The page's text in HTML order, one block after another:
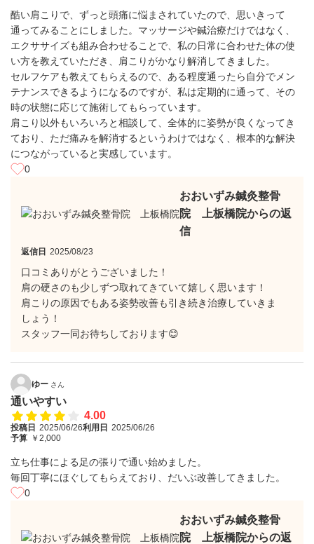
酷い肩こりで、ずっと頭痛に悩まされていたので、思いきって
通ってみることにしました。マッサージや鍼治療だけではなく、
エクササイズも組み合わせることで、私の日常に合わせた体の使
い方を教えていただき、肩こりがかなり解消してきました。
セルフケアも教えてもらえるので、ある程度通ったら自分でメン
テナンスできるようになるのですが、私は定期的に通って、その
時の状態に応じて施術してもらっています。
肩こり以外もいろいろと相談して、全体的に姿勢が良くなってき
ており、ただ痛みを解消するというわけではなく、根本的な解決
につながっていると実感しています。
0
おおいずみ鍼灸整骨
院 上板橋院からの返
信
返信日 2025/08/23
口コミありがとうございました！
肩の硬さのも少しずつ取れてきていて嬉しく思います！
肩こりの原因でもある姿勢改善も引き続き治療していきま
しょう！
スタッフ一同お待ちしております😊
ゆー さん
通いやすい
4.00
投稿日 2025/06/26利用日 2025/06/26
予算 ￥2,000
立ち仕事による足の張りで通い始めました。
毎回丁寧にほぐしてもらえており、だいぶ改善してきました。
0
おおいずみ鍼灸整骨
院 上板橋院からの返